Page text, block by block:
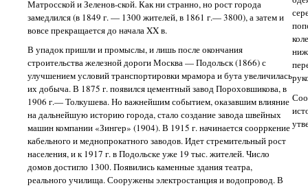
Матросской и Зеленов-ской. Как ни странно, но рост города
замедлился (в 1849 г. — 1300 жителей, в 1861 г.— 3800), а затем и
вовсе прекращается до начала XX в.
В упадок пришли и промыслы, и лишь после окончания
строительства железной дороги Москва — Подольск (1866) с
улучшением условий транспортировки мрамора и бута увеличилась
их добыча. В 1875 г. появился цементный завод Пороховшикова, в
1906 г.— Толкушева. Но важнейшим событием, оказавшим влияние
на дальнейшую историю города, стало создание завода швейных
машин компании «Зингер» (1904). В 1915 г. начинается соорркение
кабельного и меднопрокатного заводов. Идет стремительный рост
населения, и к 1917 г. в Подольске уже 19 тыс. жителей. Число
домов достигло 1300. Появились каменные здания театра,
реального училища. Сооружены электростанция и водопровод. В